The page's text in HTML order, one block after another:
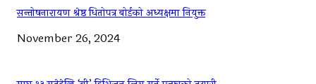
सन्तोषनारायण श्रेष्ठ धितोपत्र बोर्डको अध्यक्षमा नियुक्त
November 26, 2024